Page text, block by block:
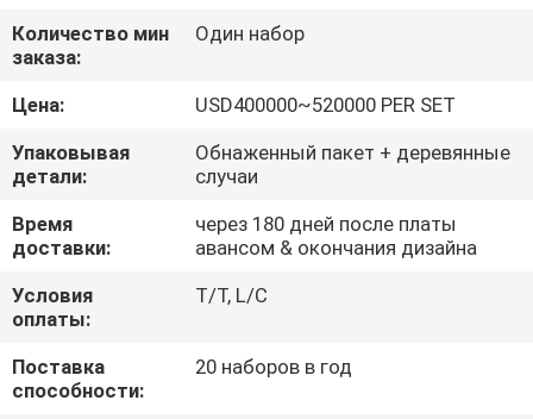
ПРОВЕРКА
КАЧЕСТВА
СВЯЖИТЕСЬ
МЫ
СПРОСИТЕ
ЦИТАТУ
КАРТА
Количество мин
заказа:
Один набор
Цена:
USD400000~520000 PER SET
Упаковывая
детали:
Обнаженный пакет + деревянные
случаи
Время
доставки:
через 180 дней после платы
авансом & окончания дизайна
Условия
оплаты:
T/T, L/C
Поставка
способности:
20 наборов в год